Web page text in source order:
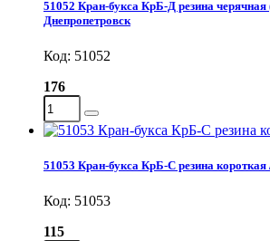
51052 Кран-букса КрБ-Д резина черячная
Днепропетровск
Код: 51052
176
51053 Кран-букса КрБ-С резина
Код: 51053
115